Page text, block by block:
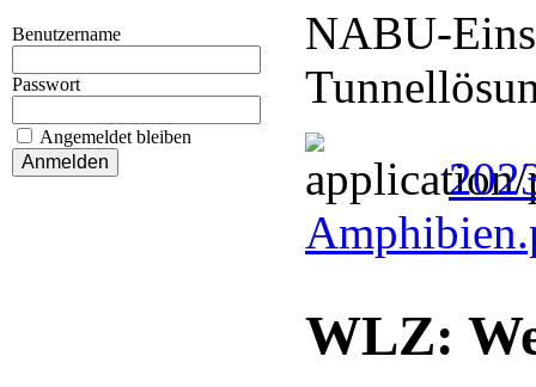
Benutzername
Passwort
Angemeldet bleiben
NABU-
WLZ: